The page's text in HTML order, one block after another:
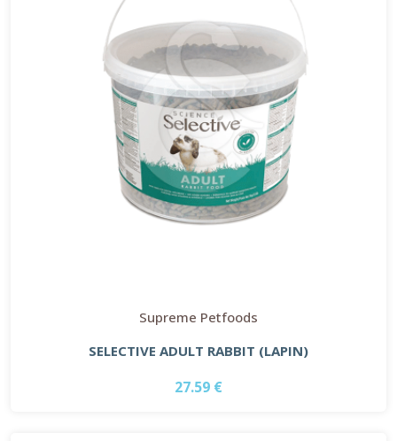
Supreme Petfoods
SELECTIVE ADULT RABBIT (LAPIN)
27.59 €